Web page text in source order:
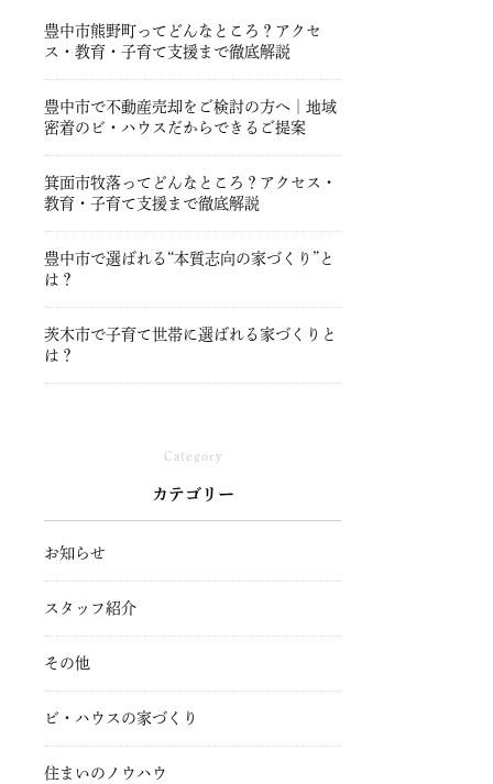
豊中市熊野町ってどんなところ？アクセ
ス・教育・子育て支援まで徹底解説
豊中市で不動産売却をご検討の方へ｜地域
密着のビ・ハウスだからできるご提案
箕面市牧落ってどんなところ？アクセス・
教育・子育て支援まで徹底解説
豊中市で選ばれる“本質志向の家づくり”と
は？
茨木市で子育て世帯に選ばれる家づくりと
は？
Category
カテゴリー
お知らせ
スタッフ紹介
その他
ビ・ハウスの家づくり
住まいのノウハウ